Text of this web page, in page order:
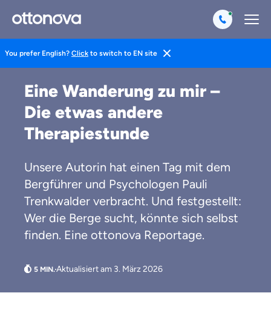
You prefer English? Click to switch to EN site
Life Hacks
Eine Wanderung zu mir –
Die etwas andere
Therapiestunde
Unsere Autorin hat einen Tag mit dem
Bergführer und Psychologen Pauli
Trenkwalder verbracht. Und festgestellt:
Wer die Berge sucht, könnte sich selbst
finden. Eine ottonova Reportage.
Aktualisiert am 3. März 2026